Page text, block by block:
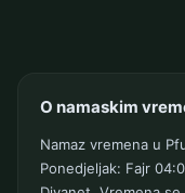
O namaskim
Namaz vremena u
Ponedjeljak: Fajr